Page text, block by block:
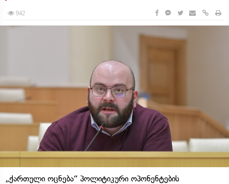
942
„ქართული ოცნება“ პოლიტიკური ოპონენტების